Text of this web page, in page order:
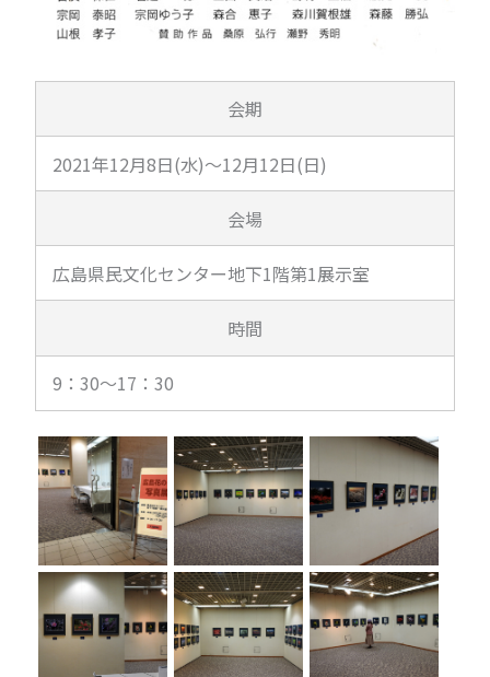
会期
2021年12月8日(水)～12月12日(日)
会場
広島県民文化センター地下1階第1展示室
時間
9：30～17：30